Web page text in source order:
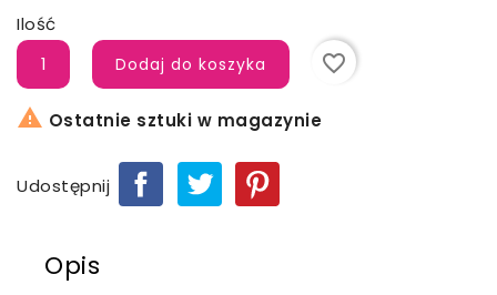
Ilość
Dodaj do koszyka favorite_border
 Ostatnie sztuki w magazynie
Udostępnij
Opis